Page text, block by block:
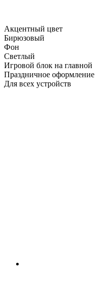
Акцентный цвет
Бирюзовый
Фон
Светлый
Игровой блок на главной
Праздничное оформление
Для всех устройств